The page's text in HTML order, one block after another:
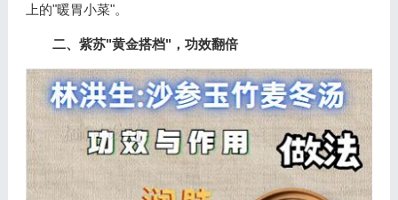
上的"暖胃小菜"。
二、紫苏"黄金搭档"，功效翻倍